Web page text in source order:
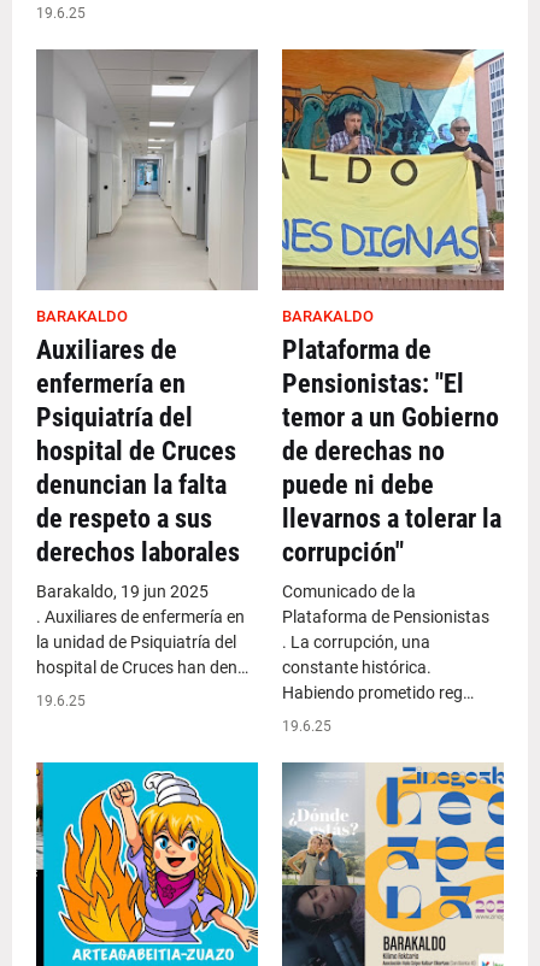
19.6.25
BARAKALDO
Auxiliares de
enfermería en
Psiquiatría del
hospital de Cruces
denuncian la falta
de respeto a sus
derechos laborales
Barakaldo, 19 jun 2025
. Auxiliares de enfermería en
la unidad de Psiquiatría del
hospital de Cruces han den…
19.6.25
BARAKALDO
Plataforma de
Pensionistas: "El
temor a un Gobierno
de derechas no
puede ni debe
llevarnos a tolerar la
corrupción"
Comunicado de la
Plataforma de Pensionistas
. La corrupción, una
constante histórica.
Habiendo prometido reg…
19.6.25